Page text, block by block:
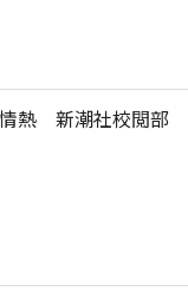
情熱 新潮社校閲部